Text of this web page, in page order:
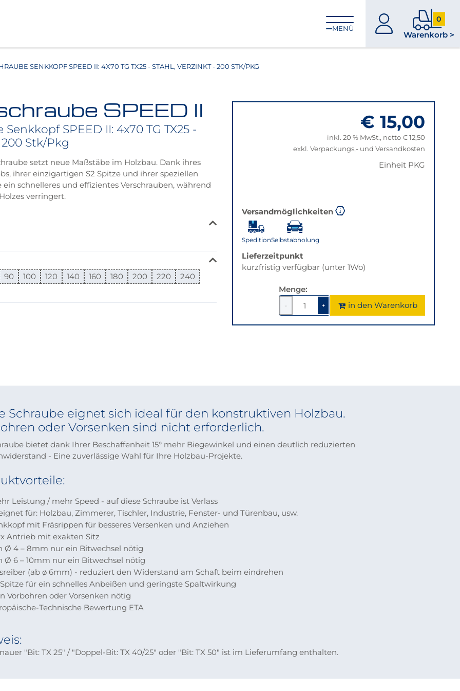
MENÜ
zum
0
Warenkorb >
0
im
SENKKOPF SPEED II: 4X70 TG TX25 - STAHL, VERZINKT - 200 STK/PKG
SPEED II
SPEED II: 4x70 TG TX25 -
Stk/Pkg
setzt neue Maßstäbe im Holzbau. Dank ihres
ihrer einzigartigen S2 Spitze und ihrer speziellen
schnelleres und effizientes Verschrauben, während
verringert.
90 100 120 140 160 180 200 220
240
€ 15,00
inkl. 20 % MwSt., netto € 12,50
exkl. Verpackungs,- und Versandkosten
Einheit PKG
Versandmöglichkeiten
SpeditionSelbstabholung
Lieferzeitpunkt
kurzfristig verfügbar (unter 1Wo)
Menge:
-
1
um
1
+
1
um
1
in den Warenkorb
Schraube eignet sich ideal für den konstruktiven Holzbau.
oder Vorsenken sind nicht erforderlich.
bietet dank Ihrer Beschaffenheit 15° mehr Biegewinkel und einen deutlich reduzierten
- Eine zuverlässige Wahl für Ihre Holzbau-Projekte.
Leistung / mehr Speed - auf diese Schraube ist Verlass
für: Holzbau, Zimmerer, Tischler, Industrie, Fenster- und Türenbau, usw.
mit Fräsrippen für besseres Versenken und Anziehen
Antrieb mit exakten Sitz
Ø 4 – 8mm nur ein Bitwechsel nötig
Ø 6 – 10mm nur ein Bitwechsel nötig
(ab ø 6mm) - reduziert den Widerstand am Schaft beim eindrehen
Spitze für ein schnelles Anbeißen und geringste Spaltwirkung
Vorbohren oder Vorsenken nötig
Technische Bewertung ETA
"Bit: TX 25" / "Doppel-Bit: TX 40/25" oder "Bit: TX 50" ist im Lieferumfang enthalten.